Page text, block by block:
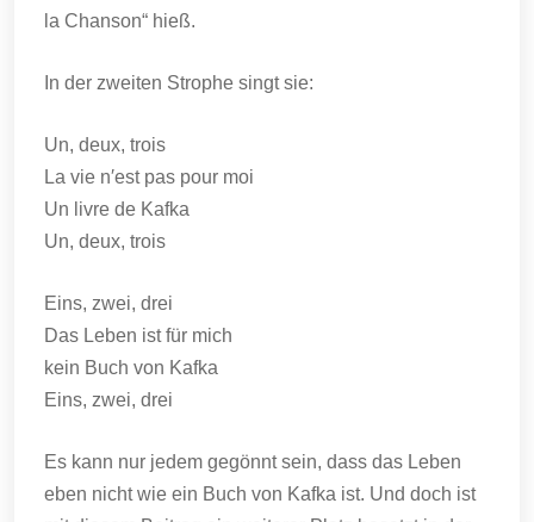
la Chanson“ hieß.
In der zweiten Strophe singt sie:
Un, deux, trois
La vie n′est pas pour moi
Un livre de Kafka
Un, deux, trois
Eins, zwei, drei
Das Leben ist für mich
kein Buch von Kafka
Eins, zwei, drei
Es kann nur jedem gegönnt sein, dass das Leben
eben nicht wie ein Buch von Kafka ist. Und doch ist